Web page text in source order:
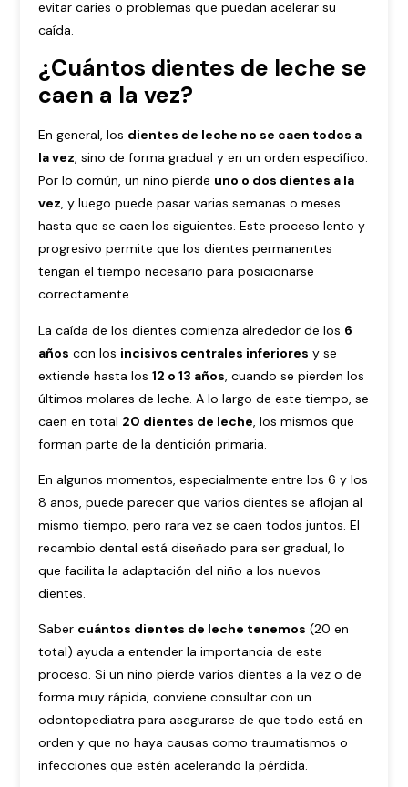
evitar caries o problemas que puedan acelerar su
caída.
¿Cuántos dientes de leche se
caen a la vez?
En general, los dientes de leche no se caen todos a
la vez, sino de forma gradual y en un orden específico.
Por lo común, un niño pierde uno o dos dientes a la
vez, y luego puede pasar varias semanas o meses
hasta que se caen los siguientes. Este proceso lento y
progresivo permite que los dientes permanentes
tengan el tiempo necesario para posicionarse
correctamente.
La caída de los dientes comienza alrededor de los 6
años con los incisivos centrales inferiores y se
extiende hasta los12 o 13 años, cuando se pierden los
últimos molares de leche. A lo largo de este tiempo, se
caen en total 20 dientes de leche, los mismos que
forman parte de la dentición primaria.
En algunos momentos, especialmente entre los 6 y los
8 años, puede parecer que varios dientes se aflojan al
mismo tiempo, pero rara vez se caen todos juntos. El
recambio dental está diseñado para ser gradual, lo
que facilita la adaptación del niño a los nuevos
dientes.
Saber cuántos dientes de leche tenemos (20 en
total) ayuda a entender la importancia de este
proceso. Si un niño pierde varios dientes a la vez o de
forma muy rápida, conviene consultar con un
odontopediatra para asegurarse de que todo está en
orden y que no haya causas como traumatismos o
infecciones que estén acelerando la pérdida.